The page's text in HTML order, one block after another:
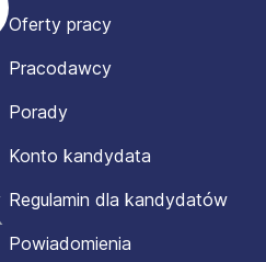
Oferty pracy
Pracodawcy
Porady
Konto kandydata
Regulamin dla kandydatów
Powiadomienia